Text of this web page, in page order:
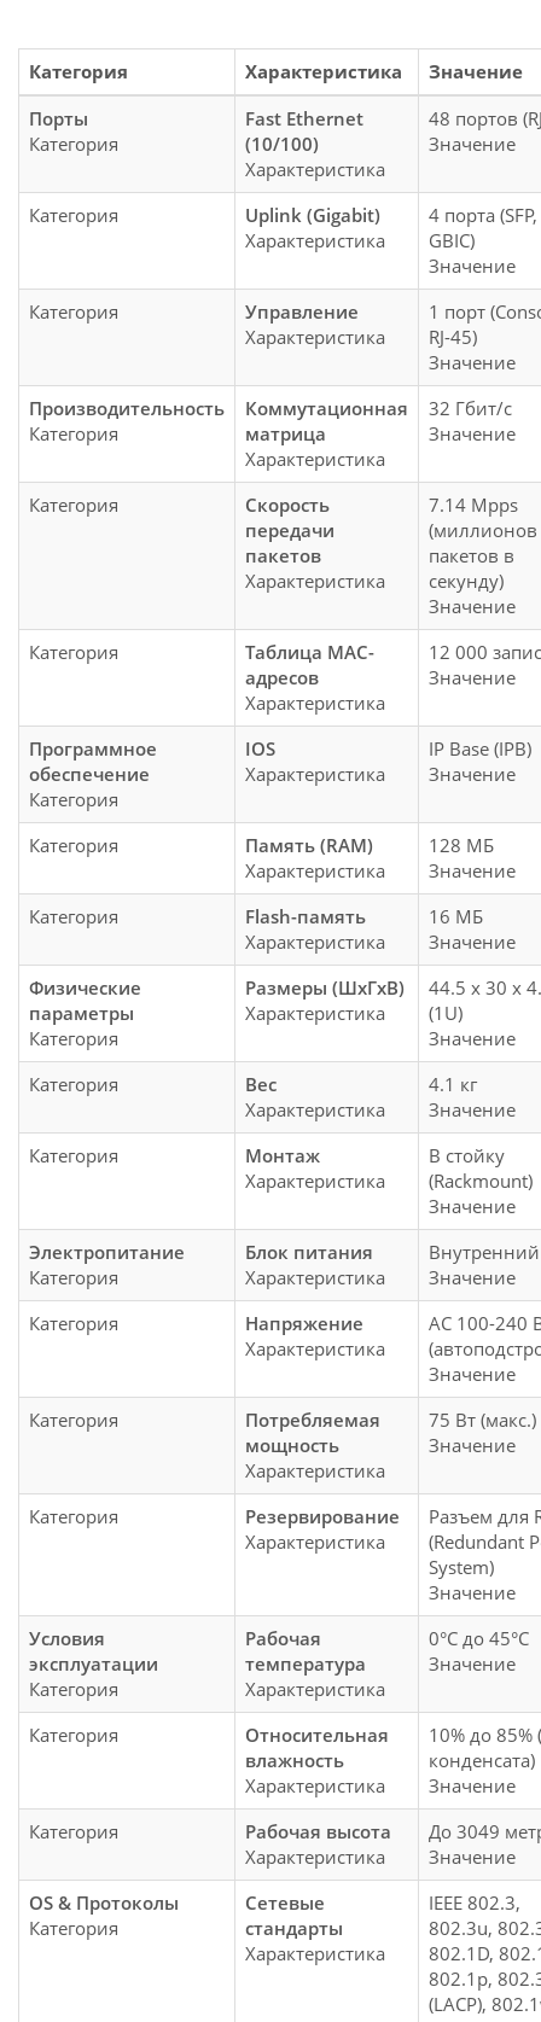
Категория Характеристика
Значение
Порты
Категория
Fast Ethernet
(10/100)
Характеристика
48 портов
Значение
Категория
Uplink (Gigabit)
Характеристика
4 порта
GBIC)
Значение
Категория
Управление
Характеристика
1 порт
RJ-45)
Значение
Производительность
Категория
Коммутационная
матрица
Характеристика
32 Гбит/с
Значение
Категория
Скорость
передачи
пакетов
Характеристика
7.14 Mpps
(миллионов
пакетов в
секунду)
Значение
Категория
Таблица MAC-
адресов
Характеристика
12 000
Значение
Программное
обеспечение
Категория
IOS
Характеристика
IP Base (IPB)
Значение
Категория
Память (RAM)
Характеристика
128 МБ
Значение
Категория
Flash-память
Характеристика
16 МБ
Значение
Физические
параметры
Категория
Размеры (ШхГхВ)
Характеристика
44.5 x 30 x
(1U)
Значение
Категория
Вес
Характеристика
4.1 кг
Значение
Категория
Монтаж
Характеристика
В стойку
(Rackmount)
Значение
Электропитание
Категория
Блок питания
Характеристика
Значение
Категория
Напряжение
Характеристика
AC 100-240
Значение
Категория
Потребляемая
мощность
Характеристика
75 Вт (макс.)
Значение
Категория
Резервирование
Характеристика
Разъем для
(Redundant
System)
Значение
Условия
эксплуатации
Категория
Рабочая
температура
Характеристика
0°C до 45°C
Значение
Категория
Относительная
влажность
Характеристика
10% до 85%
конденсата)
Значение
Категория
Рабочая высота
Характеристика
До 3049
Значение
OS & Протоколы
Категория
Сетевые
стандарты
Характеристика
IEEE 802.3,
802.3u,
802.1D,
802.1p,
(LACP),